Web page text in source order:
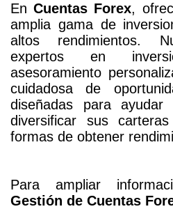
EnCuentas Forex,
amplia gama de
altos rendimientos.
expertos en
asesoramiento
cuidadosa de
diseñadas para
diversificar sus
formas de obtener
Para ampliar
Gestión de Cuentas